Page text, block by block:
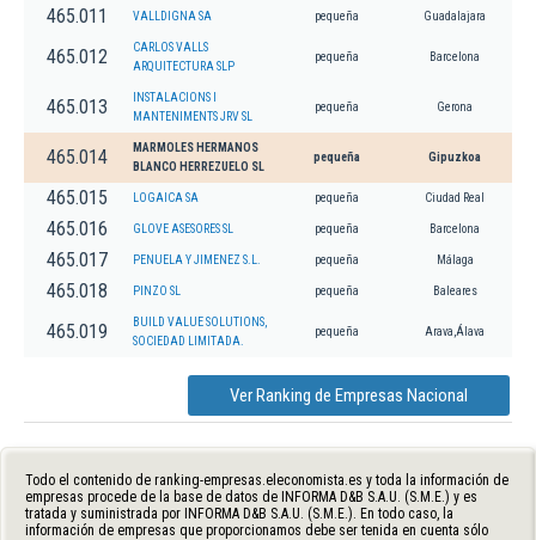
465.011 VALLDIGNA SA pequeña Guadalajara
465.012
CARLOS VALLS
ARQUITECTURA SLP
pequeña Barcelona
465.013
INSTALACIONS I
MANTENIMENTS JRV SL
pequeña Gerona
465.014
MARMOLES HERMANOS
BLANCO HERREZUELO SL
pequeña Gipuzkoa
465.015 LOGAICA SA pequeña Ciudad Real
465.016 GLOVE ASESORES SL pequeña Barcelona
465.017 PENUELA Y JIMENEZ S.L. pequeña Málaga
465.018 PINZO SL pequeña Baleares
465.019
BUILD VALUE SOLUTIONS,
SOCIEDAD LIMITADA.
pequeña Arava,Álava
Ver Ranking de Empresas Nacional
Todo el contenido de ranking-empresas.eleconomista.es y toda la información de
empresas procede de la base de datos de INFORMA D&B S.A.U. (S.M.E.) y es
tratada y suministrada por INFORMA D&B S.A.U. (S.M.E.). En todo caso, la
información de empresas que proporcionamos debe ser tenida en cuenta sólo